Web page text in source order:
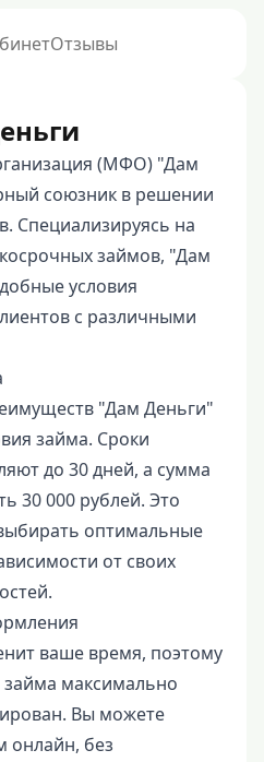
Отзывы
(МФО) "Дам
союзник в решении
Специализируясь на
займов, "Дам
условия
с различными
"Дам Деньги"
займа. Сроки
до 30 дней, а сумма
30 000 рублей. Это
оптимальные
от своих
ваше время, поэтому
максимально
Вы можете
онлайн, без